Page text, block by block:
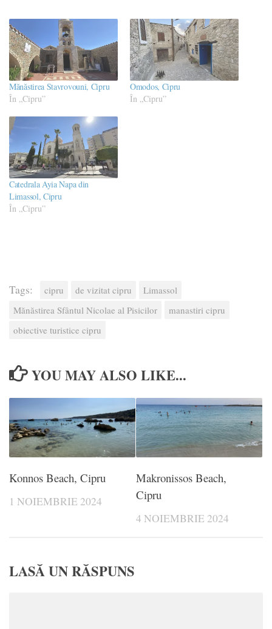
Mănăstirea Stavrovouni, Cipru
În „Cipru”
Omodos, Cipru
În „Cipru”
Catedrala Ayia Napa din
Limassol, Cipru
În „Cipru”
Tags: cipru de vizitat cipru
Limassol
Mănăstirea Sfântul Nicolae al Pisicilor
manastiri cipru
obiective turistice cipru
YOU MAY ALSO LIKE...
Konnos Beach, Cipru
1 NOIEMBRIE 2024
Makronissos Beach,
Cipru
4 NOIEMBRIE 2024
LASĂ UN RĂSPUNS